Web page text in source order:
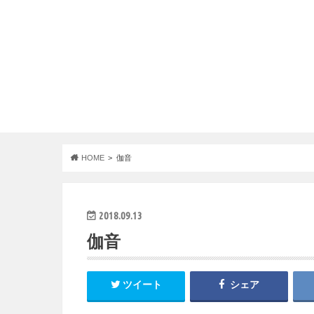
HOME 伽音
2018.09.13
伽音
ツイート シェア